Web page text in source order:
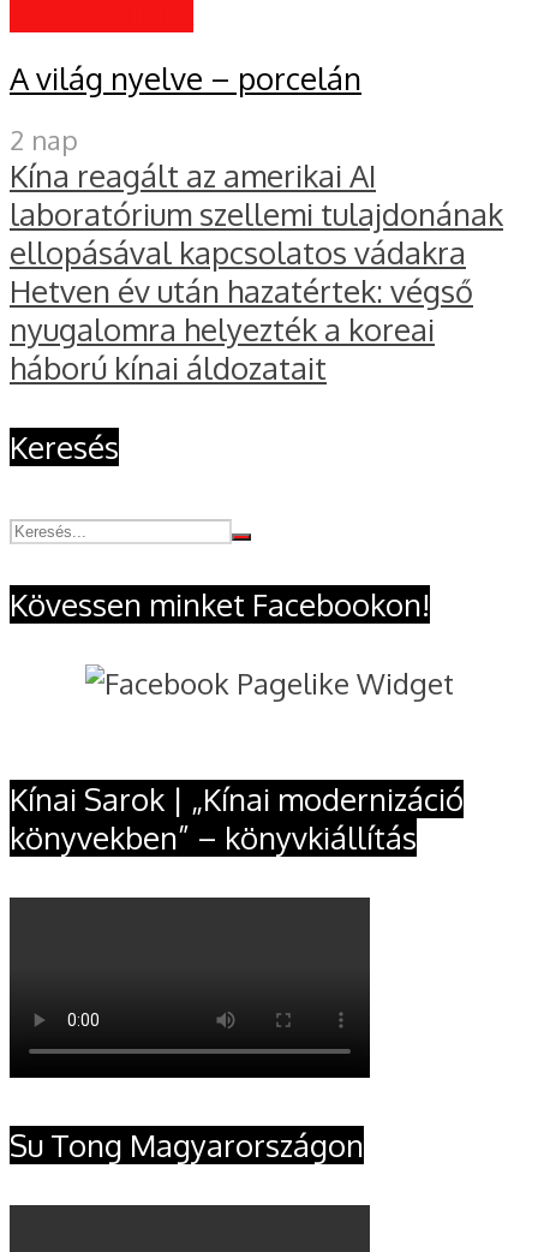
A világ nyelve – porcelán
2 nap
Kína reagált az amerikai AI
laboratórium szellemi tulajdonának
ellopásával kapcsolatos vádakra
Hetven év után hazatértek: végső
nyugalomra helyezték a koreai
háború kínai áldozatait
Keresés
Kövessen minket Facebookon!
Kínai Sarok | „Kínai modernizáció
könyvekben” – könyvkiállítás
Su Tong Magyarországon